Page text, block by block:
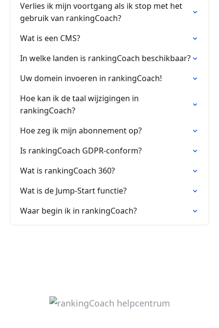
Verlies ik mijn voortgang als ik stop met het
gebruik van rankingCoach?
Wat is een CMS?
In welke landen is rankingCoach beschikbaar?
Uw domein invoeren in rankingCoach!
Hoe kan ik de taal wijzigingen in
rankingCoach?
Hoe zeg ik mijn abonnement op?
Is rankingCoach GDPR-conform?
Wat is rankingCoach 360?
Wat is de Jump-Start functie?
Waar begin ik in rankingCoach?